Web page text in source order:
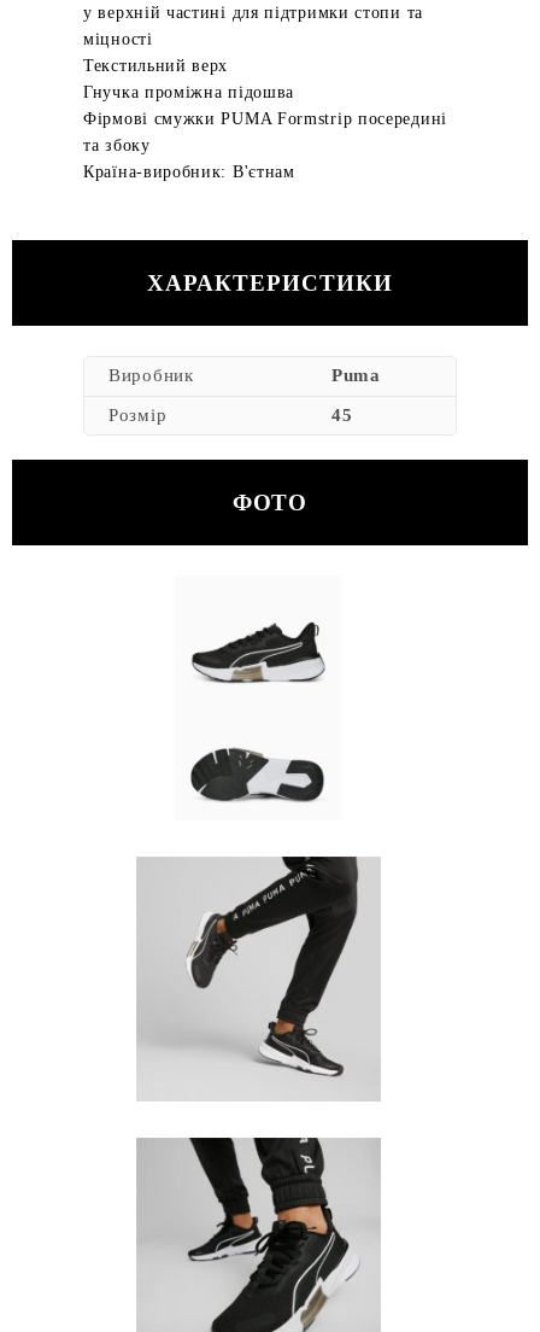
у верхній частині для підтримки стопи та
міцності
Текстильний верх
Гнучка проміжна підошва
Фірмові смужки PUMA Formstrip посередині
та збоку
Країна-виробник: В'єтнам
ХАРАКТЕРИСТИКИ
Виробник Puma
Розмір 45
ФОТО